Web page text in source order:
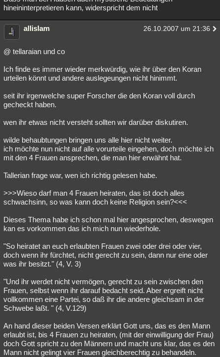
hineininterpretieren kann, widerspricht dem nicht
allislam 26.10.2007 um 21:36
@ tellaraian und co
Ich finde es immer wieder merkwürdig, wie ihr über den Koran
urteilen könnt und andere auslegeungen nicht hinimmt.
seit ihr irgenwelche super Forscher die den Koran voll durch
gecheckt haben.
wen ihr etwas nicht versteht sollten wir darüber diskutiren.
wilde behaubtungen bringen uns alle hier nicht weiter.
ich möchte nun nicht auf alle vorurteile eingehen, doch möchte ich
mit den 4 Frauen ansprechen, die man hier erwähnt hat.
Tallerian frage war, wen ich richtig gelesen habe.
>>>Wieso darf man 4 Frauen heiraten, das ist doch alles
schwachsinn, so was kann doch keine Religion sein?<<<
Dieses Thema habe ich schon mal hier angesprochen, deswegen
kan es vorkommen das ich mich nun wiederhole.
"So heiratet an euch erlaubten Frauen zwei oder drei oder vier,
doch wenn ihr fürchtet, nicht gerecht zu sein, dann nur eine oder
was ihr besitzt." (4, V. 3)
"Und ihr werdet nicht vermögen, gerecht zu sein zwischen den
Frauen, selbst wenn ihr darauf bedacht seid. Aber ergreift nicht
vollkommen eine Partei, so daß ihr die andere gleichsam in der
Schwebe laßt. " (4, V.129)
An hand dieser beiden Versen erklärt Gott uns, das es den Mann
erlaubt ist, bis 4 Frauen zu heiraten, (mit der einwilligung der Frau)
doch Gott spricht zu den Männern und macht uns klar, das es den
Mann nicht gelingt vier Frauen gleichberechtig zu behandeln.